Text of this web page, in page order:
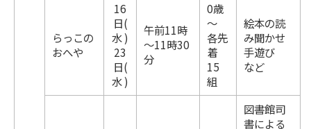
らっこの
おへや
16
日(
水 )
23
日(
水 )
午前11時
～11時30
分
0歳
～
各先
着
15
組
絵本の読
み聞かせ
手遊び
など
図書館司
書による